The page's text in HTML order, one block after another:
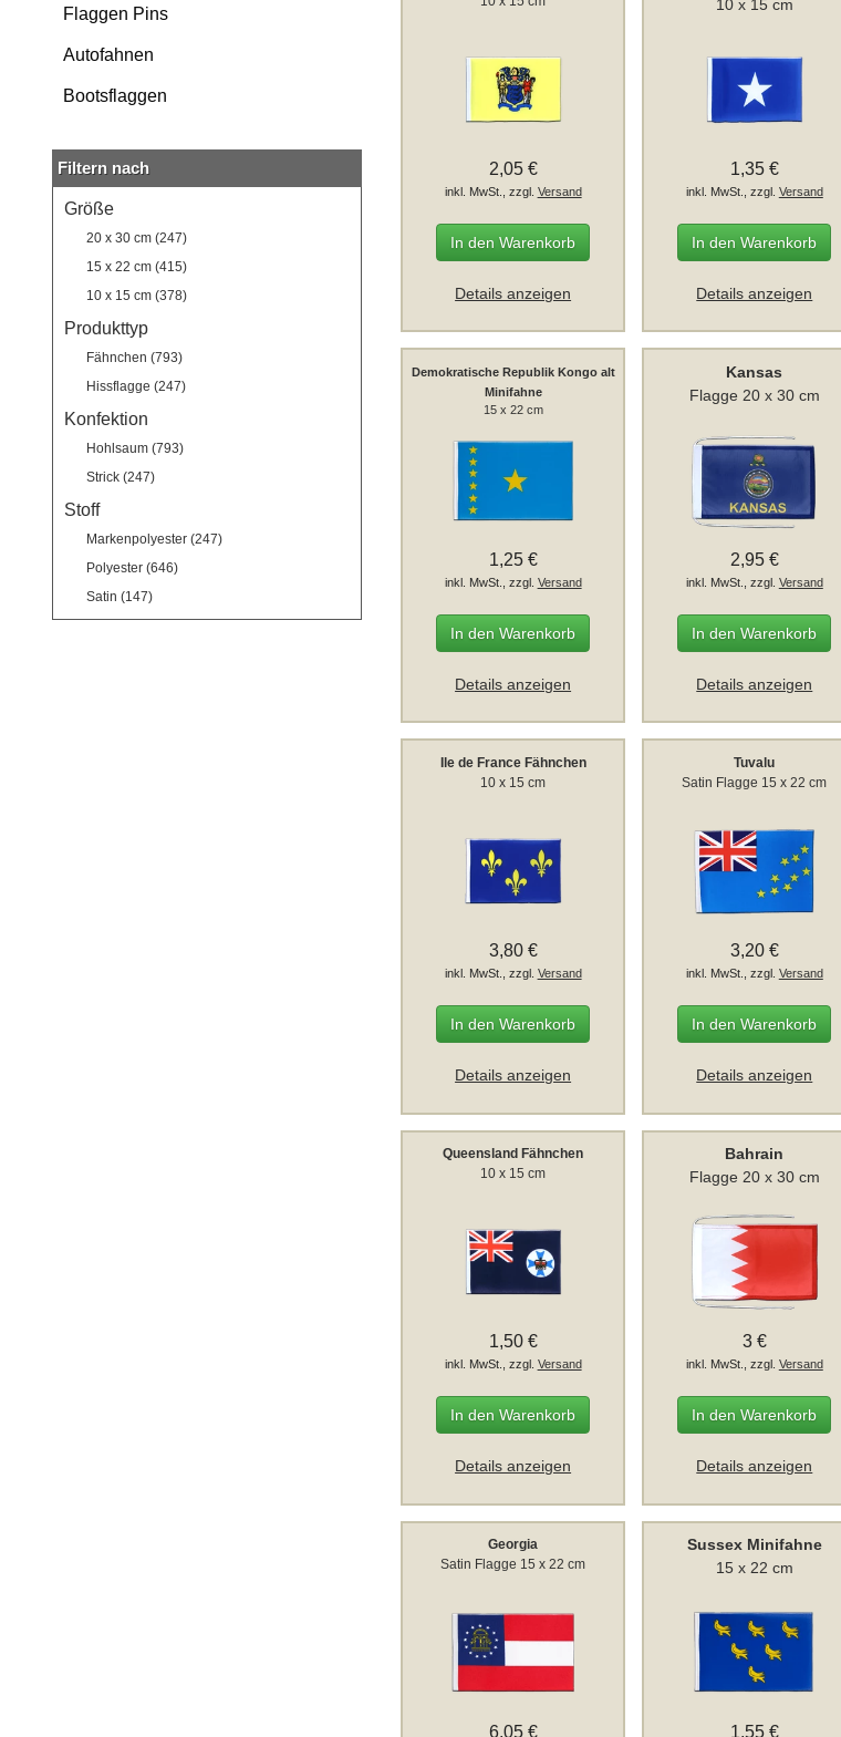
Flaggen Pins
Autofahnen
Bootsflaggen
Filtern nach
Größe
20 x 30 cm (247)
15 x 22 cm (415)
10 x 15 cm (378)
Produkttyp
Fähnchen (793)
Hissflagge (247)
Konfektion
Hohlsaum (793)
Strick (247)
Stoff
Markenpolyester (247)
Polyester (646)
Satin (147)
2,05 €
inkl. MwSt., zzgl. Versand
In den Warenkorb
Details anzeigen
10 x 15 cm
1,35 €
inkl. MwSt., zzgl. Versand
In den Warenkorb
Details anzeigen
Demokratische Republik Kongo alt
Minifahne
15 x 22 cm
1,25 €
inkl. MwSt., zzgl. Versand
In den Warenkorb
Details anzeigen
Kansas
Flagge 20 x 30 cm
2,95 €
inkl. MwSt., zzgl. Versand
In den Warenkorb
Details anzeigen
Ile de France Fähnchen
10 x 15 cm
3,80 €
inkl. MwSt., zzgl. Versand
In den Warenkorb
Details anzeigen
Tuvalu
Satin Flagge 15 x 22 cm
3,20 €
inkl. MwSt., zzgl. Versand
In den Warenkorb
Details anzeigen
Queensland Fähnchen
10 x 15 cm
1,50 €
inkl. MwSt., zzgl. Versand
In den Warenkorb
Details anzeigen
Bahrain
Flagge 20 x 30 cm
3 €
inkl. MwSt., zzgl. Versand
In den Warenkorb
Details anzeigen
Georgia
Satin Flagge 15 x 22 cm
6,05 €
Sussex Minifahne
15 x 22 cm
1,55 €